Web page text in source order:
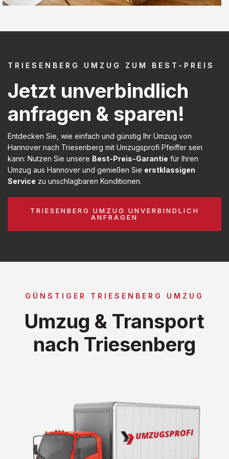
TRIESENBERG UMZUG ZUM BEST-PREIS
Jetzt unverbindlich
anfragen & sparen!
Entdecken Sie, wie einfach und günstig Ihr Umzug von
Hannover nach Triesenberg mit Umzugsprofi Pfeiffer sein
kann: Nutzen Sie unsere Best-Preis-Garantie für Ihren
Umzug aus Hannover und genießen Sie erstklassigen
Service zu unschlagbaren Konditionen.
TRIESENBERG UMZUG UNVERBINDLICH
ANFRAGEN
GÜNSTIGER TRIESENBERG UMZUG
Umzug & Transport
nach Triesenberg